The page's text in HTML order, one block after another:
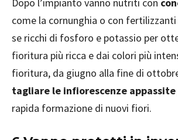
come la cornunghia o con
se ricchi di fosforo e potassio per
fioritura più ricca e dai colori più
fioritura, da giugno alla fine di
tagliare le infiorescenze appassite
rapida formazione di nuovi fiori.